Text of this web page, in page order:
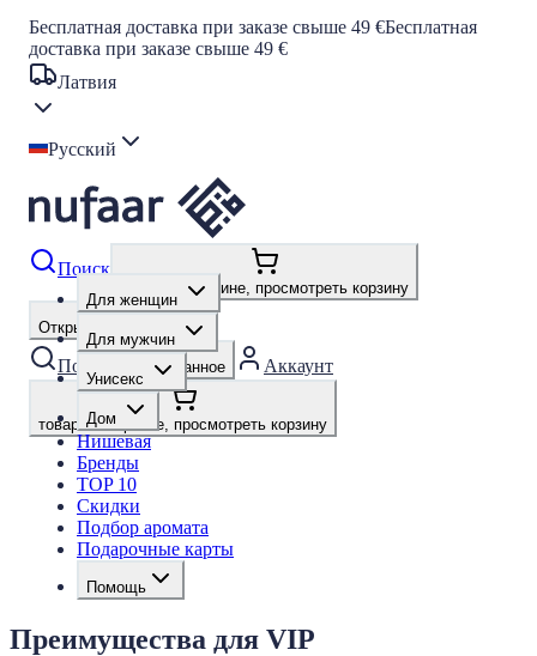
Бесплатная доставка при заказе свыше 49 €Бесплатная
доставка при заказе свыше 49 €
Латвия
Русский
Поиск
товары в корзине, просмотреть корзину
Открыть меню
Поиск Избранное Аккаунт
товары в корзине, просмотреть корзину
Для женщин
Для мужчин
Унисекс
Дом
Нишевая
Бренды
TOP 10
Скидки
Подбор аромата
Подарочные карты
Помощь
Преимущества для VIP